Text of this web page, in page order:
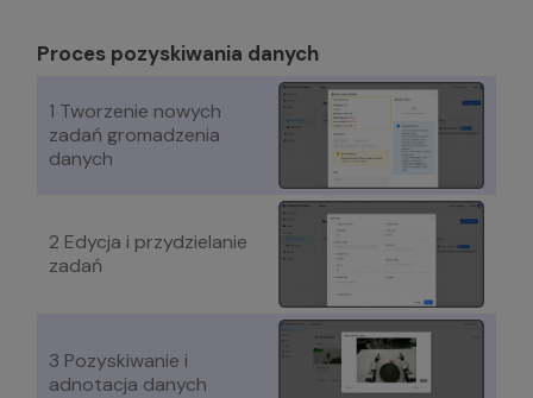
Proces pozyskiwania danych
1 Tworzenie nowych
zadań gromadzenia
danych
2 Edycja i przydzielanie
zadań
3 Pozyskiwanie i
adnotacja danych